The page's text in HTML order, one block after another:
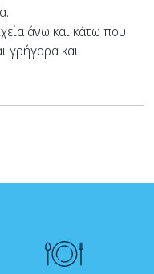
άνω και κάτω που
γρήγορα και